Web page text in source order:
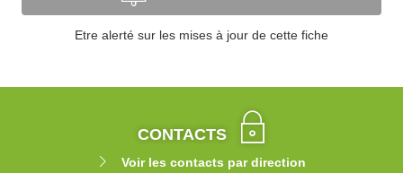
Etre alerté sur les mises à jour de cette fiche
CONTACTS
Voir les contacts par direction